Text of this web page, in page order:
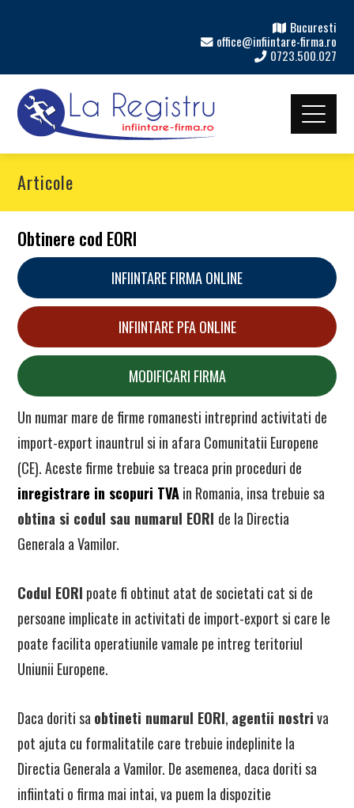
Bucuresti
office@infiintare-firma.ro
0723.500.027
Articole
Obtinere cod EORI
INFIINTARE FIRMA ONLINE
INFIINTARE PFA ONLINE
MODIFICARI FIRMA
Un numar mare de firme romanesti intreprind activitati de
import-export inauntrul si in afara Comunitatii Europene
(CE). Aceste firme trebuie sa treaca prin proceduri de
inregistrare in scopuri TVAin Romania, insa trebuie sa
obtina si codul sau numarul EORI de la Directia
Generala a Vamilor.
Codul EORI poate fi obtinut atat de societati cat si de
persoane implicate in activitati de import-export si care le
poate facilita operatiunile vamale pe intreg teritoriul
Uniunii Europene.
Daca doriti sa obtineti numarul EORI, agentii nostriva
pot ajuta cu formalitatile care trebuie indeplinite la
Directia Generala a Vamilor. De asemenea, daca doriti sa
infiintati o firma mai intai, va puem la dispozitie